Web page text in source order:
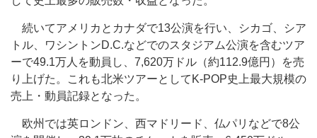
続いてアメリカとカナダで13公演を行い、シカゴ、シア
トル、ワシントンD.C.などでのスタジアム公演を含むツア
ーで49.1万人を動員し、7,620万ドル（約112.9億円）を売
り上げた。これも北米ツアーとしてK-POP史上最大規模の
売上・動員記録となった。
欧州では英ロンドン、西マドリード、仏パリなどで8公